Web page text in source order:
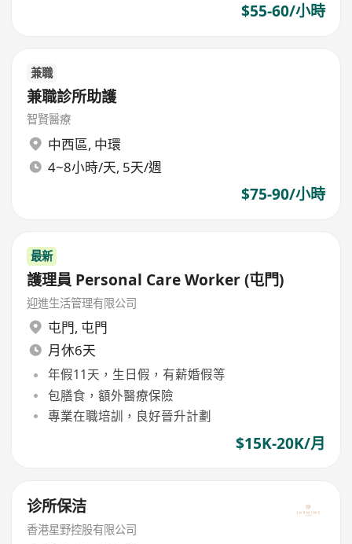
$55-60/小時
兼職
兼職診所助護
智賢醫療
中西區, 中環
4~8小時/天, 5天/週
$75-90/小時
最新
護理員 Personal Care Worker (屯門)
迎進生活管理有限公司
屯門, 屯門
月休6天
年假11天，生日假，有薪婚假等
包膳食，額外醫療保險
專業在職培訓，良好晉升計劃
$15K-20K/月
诊所保洁
香港星野控股有限公司